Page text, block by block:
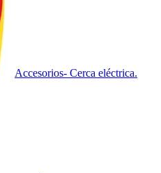
Accesorios- Cerca eléctrica.